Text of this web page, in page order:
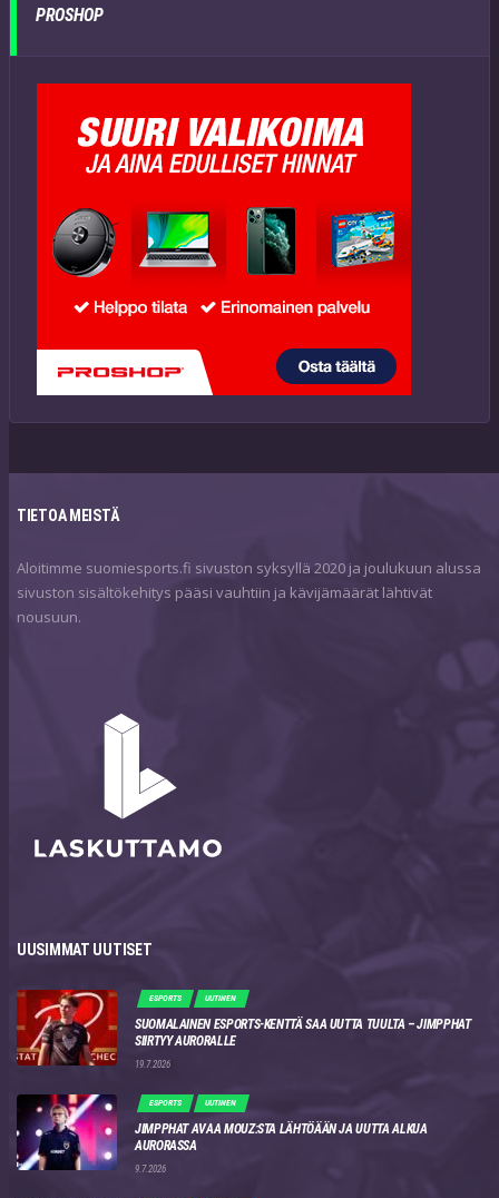
PROSHOP
TIETOA MEISTÄ
Aloitimme suomiesports.fi sivuston syksyllä 2020 ja joulukuun alussa
sivuston sisältökehitys pääsi vauhtiin ja kävijämäärät lähtivät
nousuun.
UUSIMMAT UUTISET
ESPORTS UUTINEN
SUOMALAINEN ESPORTS-KENTTÄ SAA UUTTA TUULTA – JIMPPHAT
SIIRTYY AURORALLE
19.7.2026
ESPORTS UUTINEN
JIMPPHAT AVAA MOUZ:STA LÄHTÖÄÄN JA UUTTA ALKUA
AURORASSA
9.7.2026